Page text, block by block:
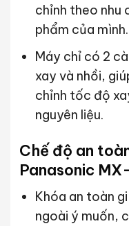
chỉnh theo nhu
phẩm của mình.
Máy chỉ có 2
xay và nhồi,
chỉnh tốc độ
nguyên liệu.
Chế độ an
Panasonic
Khóa an toàn
ngoài ý muốn,